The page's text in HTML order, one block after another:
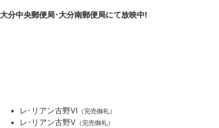
大分中央郵便局･大分南郵便局にて放映中!
レ･リアン古野Ⅵ （完売御礼）
レ･リアン古野Ⅴ （完売御礼）